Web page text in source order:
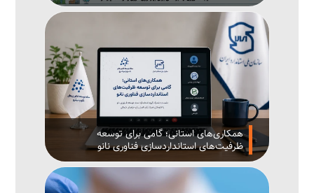
همکاری‌های استانی؛ گامی برای توسعه
ظرفیت‌های استانداردسازی فناوری نانو